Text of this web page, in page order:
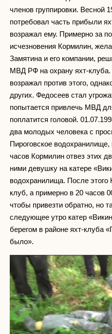
членов группировки. Весной
потребовал часть прибыли
возражал ему. Примерно за
исчезновения Кормилин,
Замятина и его компании,
МВД РФ на охрану яхт-клуба.
возражал против этого,
других. Федосеев стал
попытается привлечь МВД
поплатится головой.
два молодых человека с
Пироговское
часов Кормилин отвез этих
ними девушку на катере
водохранилища. После этого
клуб, а примерно в 20 часов
чтобы привезти обратно, но
следующее утро катер
берегом в районе яхт-клуба
было».